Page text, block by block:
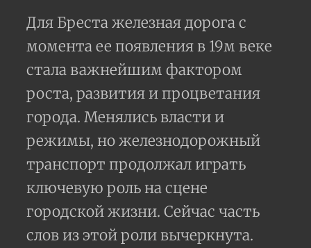
Для Бреста железная дорога с
момента ее появления в 19м веке
стала важнейшим фактором
роста, развития и процветания
города. Менялись власти и
режимы, но железнодорожный
транспорт продолжал играть
ключевую роль на сцене
городской жизни. Сейчас часть
слов из этой роли вычеркнута.